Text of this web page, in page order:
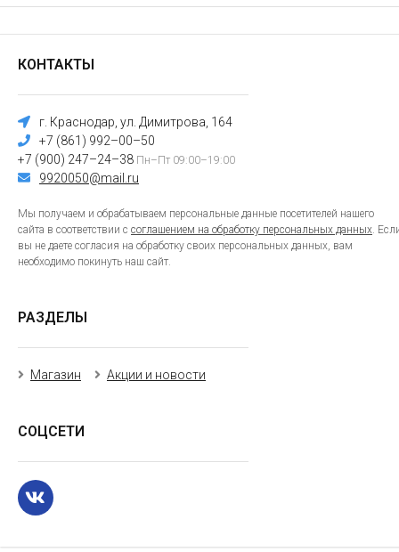
КОНТАКТЫ
г. Краснодар, ул. Димитрова, 164
+7 (861) 992–00–50
+7 (900) 247–24–38 Пн–Пт 09:00–19:00
9920050@mail.ru
Мы получаем и обрабатываем персональные данные посетителей нашего
сайта в соответствии с соглашением на обработку персональных данных.
вы не даете согласия на обработку своих персональных данных, вам
необходимо покинуть наш сайт.
РАЗДЕЛЫ
Магазин Акции и новости
СОЦСЕТИ